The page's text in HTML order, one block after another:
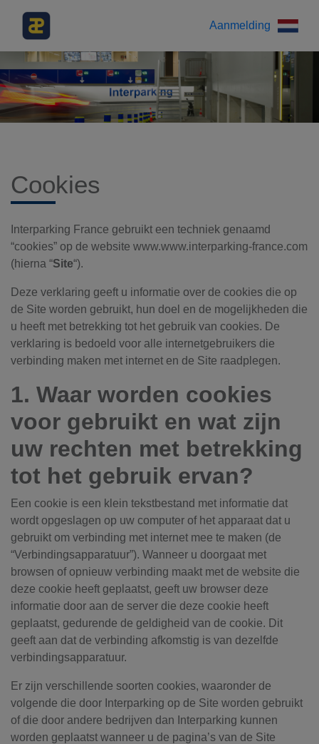
Aanmelding
Cookies
Interparking France gebruikt een techniek genaamd
“cookies” op de website www.www.interparking-france.com
(hierna “Site“).
Deze verklaring geeft u informatie over de cookies die op
de Site worden gebruikt, hun doel en de mogelijkheden die
u heeft met betrekking tot het gebruik van cookies. De
verklaring is bedoeld voor alle internetgebruikers die
verbinding maken met internet en de Site raadplegen.
1. Waar worden cookies
voor gebruikt en wat zijn
uw rechten met betrekking
tot het gebruik ervan?
Een cookie is een klein tekstbestand met informatie dat
wordt opgeslagen op uw computer of het apparaat dat u
gebruikt om verbinding met internet mee te maken (de
“Verbindingsapparatuur”). Wanneer u doorgaat met
browsen of opnieuw verbinding maakt met de website die
deze cookie heeft geplaatst, geeft uw browser deze
informatie door aan de server die deze cookie heeft
geplaatst, gedurende de geldigheid van de cookie. Dit
geeft aan dat de verbinding afkomstig is van dezelfde
verbindingsapparatuur.
Er zijn verschillende soorten cookies, waaronder de
volgende die door Interparking op de Site worden gebruikt
of die door andere bedrijven dan Interparking kunnen
worden geplaatst wanneer u de pagina’s van de Site